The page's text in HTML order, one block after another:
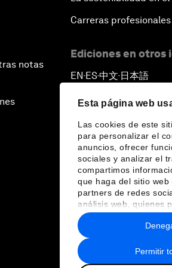
Esta página web
Las cookies de este
para personalizar el
anuncios, ofrecer
sociales y analizar el
compartimos
que haga del sitio web
partners de redes
análisis web, quienes
combinarla con otra
haya proporcionado o
recopilado a partir del
hecho de sus Permitir
notas
Carreras profesionales
Ediciones en otros
EN ▪ ES▪中文▪ 日本語